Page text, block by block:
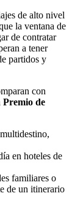
de alto nivel
la ventana de
de contratar
a tener
partidos y
con
Premio de
en hoteles de
familiares o
de un itinerario